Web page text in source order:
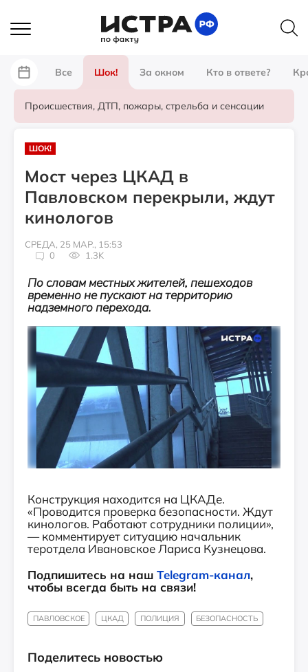
Все Шок! За окном Кто в ответе?
Происшествия, ДТП, пожары, стрельба и сенсации
ШОК!
Мост через ЦКАД в
Павловском перекрыли, ждут
кинологов
СРЕДА, 25 МАР., 15:53
0
1.3K
По словам местных жителей, пешеходов
временно не пускают на территорию
надземного перехода.
Конструкция находится на ЦКАДе.
«Проводится проверка безопасности. Ждут
кинологов. Работают сотрудники полиции»,
— комментирует ситуацию начальник
теротдела Ивановское Лариса Кузнецова.
Подпишитесь на наш Telegram-канал,
чтобы всегда быть на связи!
ПАВЛОВСКОЕ ЦКАД ПОЛИЦИЯ БЕЗОПАСНОСТЬ
Поделитесь новостью